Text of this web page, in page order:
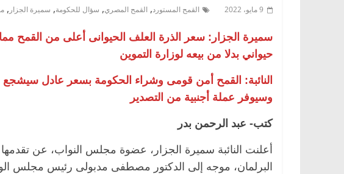
9 مايو، 2022 القمح المستورد, القمح المصري, سؤال للحكومة, سميرة الجزار ,
سميرة الجزار: سعر الذرة العلف الحيوانى أعلى من القمح
حيواني بدلا من بيعه لوزارة التموين
النائبة: القمح أمن قومى وشراء الحكومة بسعر عادل
وسيوفر عملة أجنبية من التصدير
كتب- عبد الرحمن بدر
أعلنت النائبة سميرة الجزار، عضوة مجلس النواب، عن
البرلمان، موجه إلى الدكتور مصطفى مدبولى رئيس مجلس